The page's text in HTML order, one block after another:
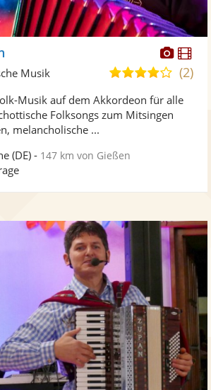
Fotos
4,1
5
(2)
Musik
Musik auf dem Akkordeon für alle
Folksongs zum Mitsingen
melancholische ...
(DE) - 147 km von Gießen